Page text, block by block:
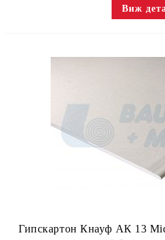
Виж
Гипскартон Кнауф АК 13